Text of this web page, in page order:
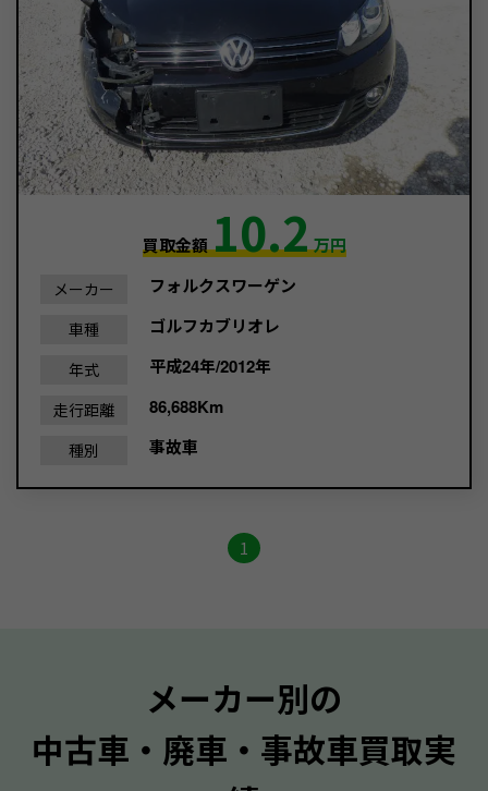
買取金額10.2万円
メーカー フォルクスワーゲン
車種 ゴルフカブリオレ
年式 平成24年/2012年
走行距離 86,688Km
種別 事故車
1
メーカー別の
中古車・廃車・事故車買取実